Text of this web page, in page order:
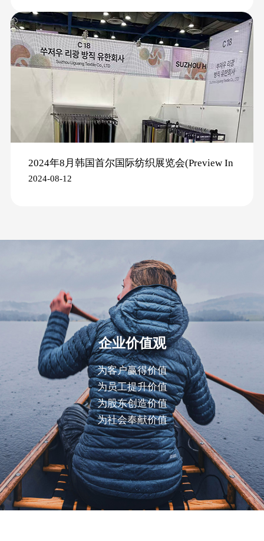
2024年8月韩国首尔国际纺织展览会(Preview In
SEOUL 2024)
2024-08-12